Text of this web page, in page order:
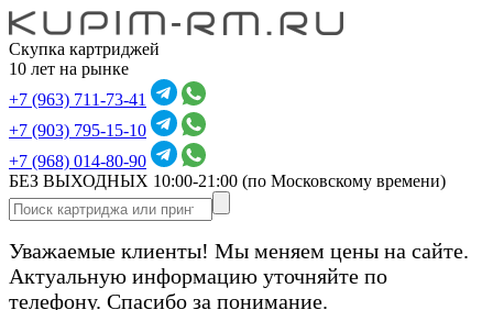
Скупка картриджей
10 лет на рынке
+7 (963) 711-73-41
+7 (903) 795-15-10
+7 (968) 014-80-90
БЕЗ ВЫХОДНЫХ 10:00-21:00 (по Московскому времени)
Уважаемые клиенты! Мы меняем цены на сайте.
Актуальную информацию уточняйте по
телефону. Спасибо за понимание.